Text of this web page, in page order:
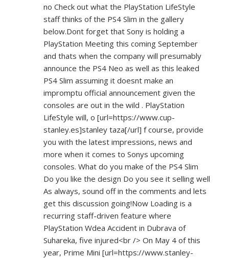
no Check out what the PlayStation LifeStyle
staff thinks of the PS4 Slim in the gallery
below.Dont forget that Sony is holding a
PlayStation Meeting this coming September
and thats when the company will presumably
announce the PS4 Neo as well as this leaked
PS4 Slim assuming it doesnt make an
impromptu official announcement given the
consoles are out in the wild . PlayStation
LifeStyle will, o [url=https://www.cup-
stanley.es]stanley taza[/url] f course, provide
you with the latest impressions, news and
more when it comes to Sonys upcoming
consoles. What do you make of the PS4 Slim
Do you like the design Do you see it selling well
As always, sound off in the comments and lets
get this discussion going!Now Loading is a
recurring staff-driven feature where
PlayStation Wdea Accident in Dubrava of
Suhareka, five injured<br /> On May 4 of this
year, Prime Mini [url=https://www.stanley-